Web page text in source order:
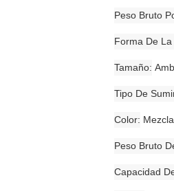
Peso Bruto
Forma De
Tamaño
Tipo De
Color
Peso Bruto
Capacidad